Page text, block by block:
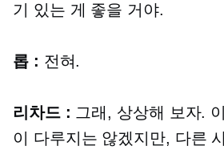
기 있는 게 좋을 거야.
롭 : 전혀.
리차드 : 그래, 상상해 보자.
이 다루지는 않겠지만, 다른